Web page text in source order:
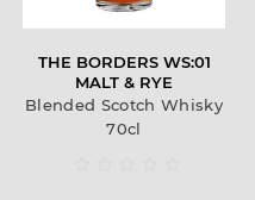
THE BORDERS WS:01
MALT & RYE
Blended Scotch Whisky
70cl